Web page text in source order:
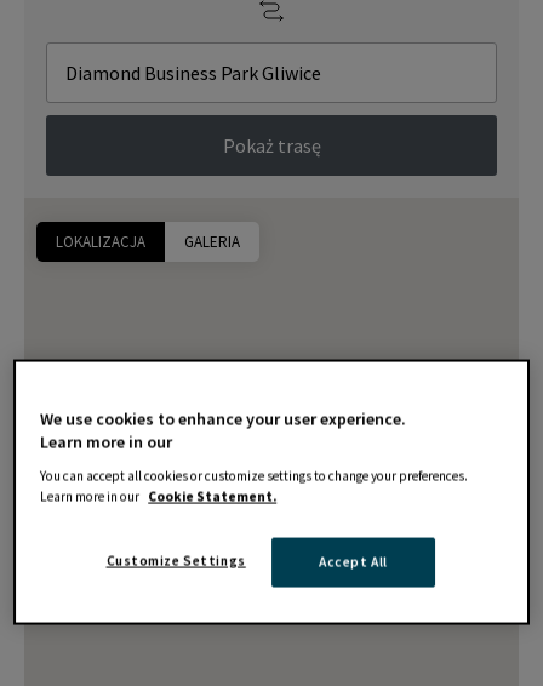
LOKALIZACJA GALERIA
Pokaż trasę
We use cookies to enhance your user experience.
Learn more in our
You can accept all cookies or customize settings to change your preferences.
Learn more in our Cookie Statement.
Accept All
Customize Settings